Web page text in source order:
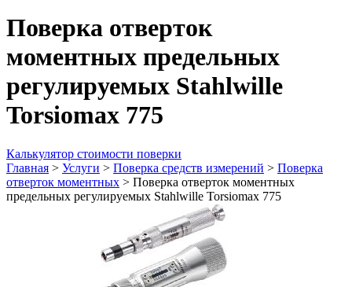
Поверка отверток
моментных предельных
регулируемых Stahlwille
Torsiomax 775
Калькулятор стоимости поверки
Главная > Услуги > Поверка средств измерений > Поверка
отверток моментных > Поверка отверток моментных
предельных регулируемых Stahlwille Torsiomax 775